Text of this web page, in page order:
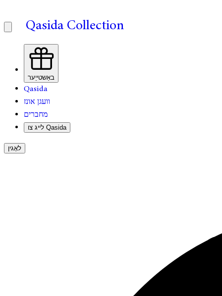
Qasida Collection
באַשטייַער
Qasida
וועגן אונז
מחברים
לייג צו Qasida
לאָגין